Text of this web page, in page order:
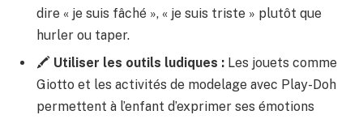
dire « je suis fâché », « je suis triste » plutôt que
hurler ou taper.
🖍️ Utiliser les outils ludiques : Les jouets comme
Giotto et les activités de modelage avec Play-Doh
permettent à l’enfant d’exprimer ses émotions